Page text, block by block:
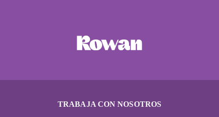
TRABAJA CON NOSOTROS